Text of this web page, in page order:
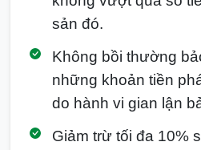
sản đó.
Không bồi thường
những khoản tiền
do hành vi gian lận
Giảm trừ tối đa 10%